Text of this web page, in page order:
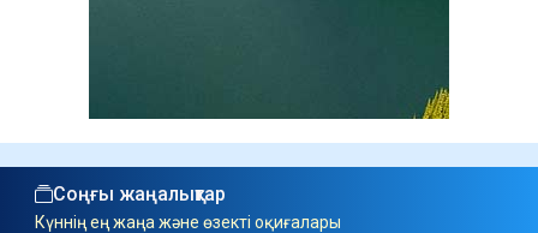
Соңғы жаңалықтар
Күннің ең жаңа және өзекті оқиғалары